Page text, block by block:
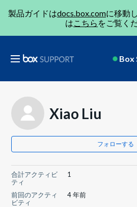
製品ガイドはdocs.box.comに移動
はこちら をご覧く
Box
Xiao Liu
フォローする
合計アクティビ
ティ
1
前回のアクティ
ビティ
4 年前